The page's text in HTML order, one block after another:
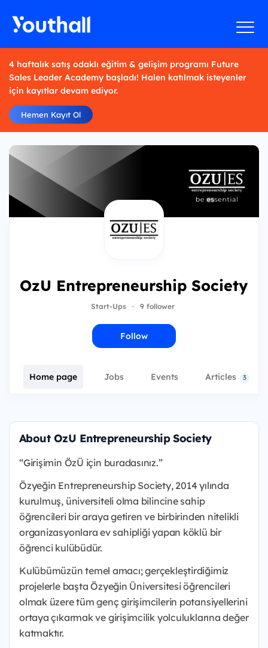
4 haftalık satış odaklı eğitim & gelişim programı Future
Sales Leader Academy başladı! Halen katılmak isteyenler
için kayıtlar devam ediyor.
Hemen Kayıt Ol
OzU Entrepreneurship Society
Start-Ups · 9 follower
Follow
Home page Jobs Events Articles 3
About OzU Entrepreneurship Society
“Girişimin ÖzÜ için buradasınız.”
Özyeğin Entrepreneurship Society, 2014 yılında
kurulmuş, üniversiteli olma bilincine sahip
öğrencileri bir araya getiren ve birbirinden nitelikli
organizasyonlara ev sahipliği yapan köklü bir
öğrenci kulübüdür.
Kulübümüzün temel amacı; gerçekleştirdiğimiz
projelerle başta Özyeğin Üniversitesi öğrencileri
olmak üzere tüm genç girişimcilerin potansiyellerini
ortaya çıkarmak ve girişimcilik yolculuklarına değer
katmaktır.